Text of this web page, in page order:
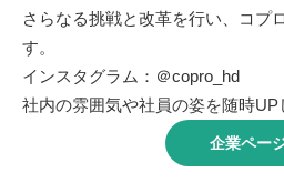
さらなる挑戦と改革を行い、コプ
す。
インスタグラム：＠copro_hd
社内の雰囲気や社員の姿を随時UP
企業ペー